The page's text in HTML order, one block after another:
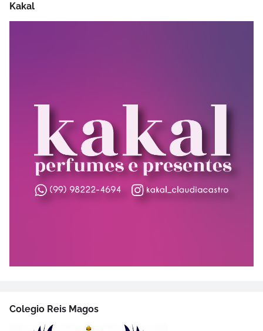
Kakal
Colegio Reis Magos